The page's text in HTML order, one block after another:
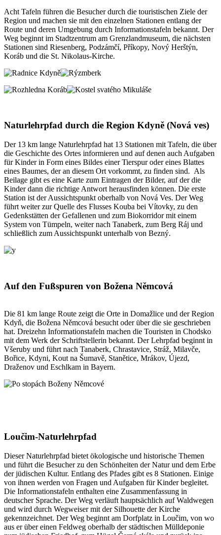
Acht Tafeln führen die Besucher durch die touristischen Ziele der
Region und machen sie mit den einzelnen Stationen entlang der
Route und deren Umgebung durch Informationstafeln bekannt. Der
Weg beginnt im Stadtzentrum am Grenzlandmuseum, die nächsten
Stationen sind Riesenberg, Podzámčí, Příkopy, Nový Herštýn,
Koráb und die St. Nikolaus-Kirche.
Naturlehrpfad durch die Region Kdyně (Nová ves)
Der 13 km lange Naturlehrpfad hat 13 Stationen mit Tafeln, die über
die Geschichte des Ortes informieren und auf denen auch Aufgaben
für Kinder in Form eines Bildes einer Tierspur oder eines Blattes
eines Baumes, der an diesem Ort vorkommt, zu finden sind. Als
Beilage gibt es eine Karte zum Eintragen der Bilder, auf der die
Kinder dann die richtige Antwort herausfinden können. Die erste
Station ist der Aussichtspunkt oberhalb von Nová Ves. Der Weg
führt weiter zur Quelle des Flusses Kouba bei Vítovky, zu den
Gedenkstätten der Gefallenen und zum Biokorridor mit einem
System von Tümpeln, weiter nach Tanaberk, zum Berg Ráj und
schließlich zum Aussichtspunkt unterhalb von Bezný.
Auf den Fußspuren von Božena Němcová
Die 81 km lange Route zeigt die Orte in Domažlice und der Region
Kdyň, die Božena Němcová besucht oder über die sie geschrieben
hat. Dreizehn Informationstafeln machen die Touristen in Chodsko
mit dem Werk der Schriftstellerin bekannt. Der Lehrpfad beginnt in
Všeruby und führt nach Tanaberk, Chrastavice, Stráž, Milavče,
Bořice, Kdyni, Kout na Šumavě, Stanětice, Mrákov, Újezd,
Draženov und Eschlkam in Bayern.
Loučim-Naturlehrpfad
Dieser Naturlehrpfad bietet ökologische und historische Themen
und führt die Besucher zu den Schönheiten der Natur und dem Erbe
der jüdischen Kultur. Entlang des Pfades gibt es 8 Stationen. Einige
von ihnen werden von Fragen und Aufgaben für Kinder begleitet.
Die Informationstafeln enthalten eine Zusammenfassung in
deutscher Sprache. Der Weg verläuft hauptsächlich auf Waldwegen
und wird durch Wegweiser mit der Silhouette der Kirche
gekennzeichnet. Der Weg beginnt am Dorfplatz in Loučim, von wo
aus er über einen Feldweg oberhalb der städtischen Mülldeponie